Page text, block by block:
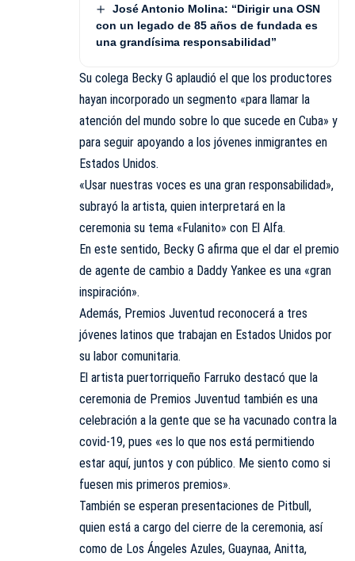
José Antonio Molina: “Dirigir una OSN
con un legado de 85 años de fundada es
una grandísima responsabilidad”
Su colega Becky G aplaudió el que los productores
hayan incorporado un segmento «para llamar la
atención del mundo sobre lo que sucede en Cuba» y
para seguir apoyando a los jóvenes inmigrantes en
Estados Unidos.
«Usar nuestras voces es una gran responsabilidad»,
subrayó la artista, quien interpretará en la
ceremonia su tema «Fulanito» con El Alfa.
En este sentido, Becky G afirma que el dar el premio
de agente de cambio a Daddy Yankee es una «gran
inspiración».
Además, Premios Juventud reconocerá a tres
jóvenes latinos que trabajan en Estados Unidos por
su labor comunitaria.
El artista puertorriqueño Farruko destacó que la
ceremonia de Premios Juventud también es una
celebración a la gente que se ha vacunado contra la
covid-19, pues «es lo que nos está permitiendo
estar aquí, juntos y con público. Me siento como si
fuesen mis primeros premios».
También se esperan presentaciones de Pitbull,
quien está a cargo del cierre de la ceremonia, así
como de Los Ángeles Azules, Guaynaa, Anitta,